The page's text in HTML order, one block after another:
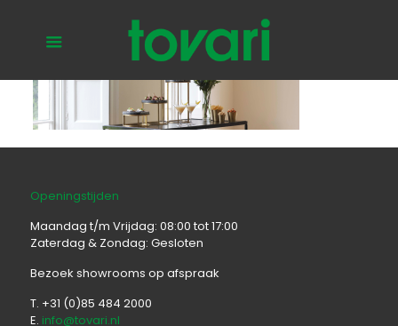
Openingstijden
Maandag t/m Vrijdag: 08:00 tot 17:00
Zaterdag & Zondag: Gesloten
Bezoek showrooms op afspraak
T. +31 (0)85 484 2000
E. info@tovari.nl